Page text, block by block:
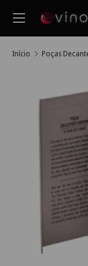
Ir para o
Pesquisar
Menu
Início Poças